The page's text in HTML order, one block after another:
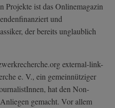
Projekte ist das Onlinemagazin
und
der bereits unglaublich
external-link-
e. V., ein gemeinnütziger
hat den Non-
gemacht. Vor allem